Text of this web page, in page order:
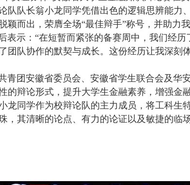
队队长翁小龙同学凭借出色的逻辑思辨能力
颖而出，荣膺全场“最佳辩手”称号，并助力
表示： “在短暂而紧张的备赛周中，我们经
团队协作的默契与成长。这份经历让我深刻
青团安徽省委员会、安徽省学生联合会及华
的辩论形式，提升大学生金融素养，增强金
龙同学作为校辩论队的主力成员，将工科生
，其清晰的论点、有力的论证以及敏捷的临